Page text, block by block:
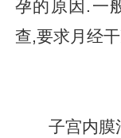
孕的原因.一
查,要求月经
子宫内膜